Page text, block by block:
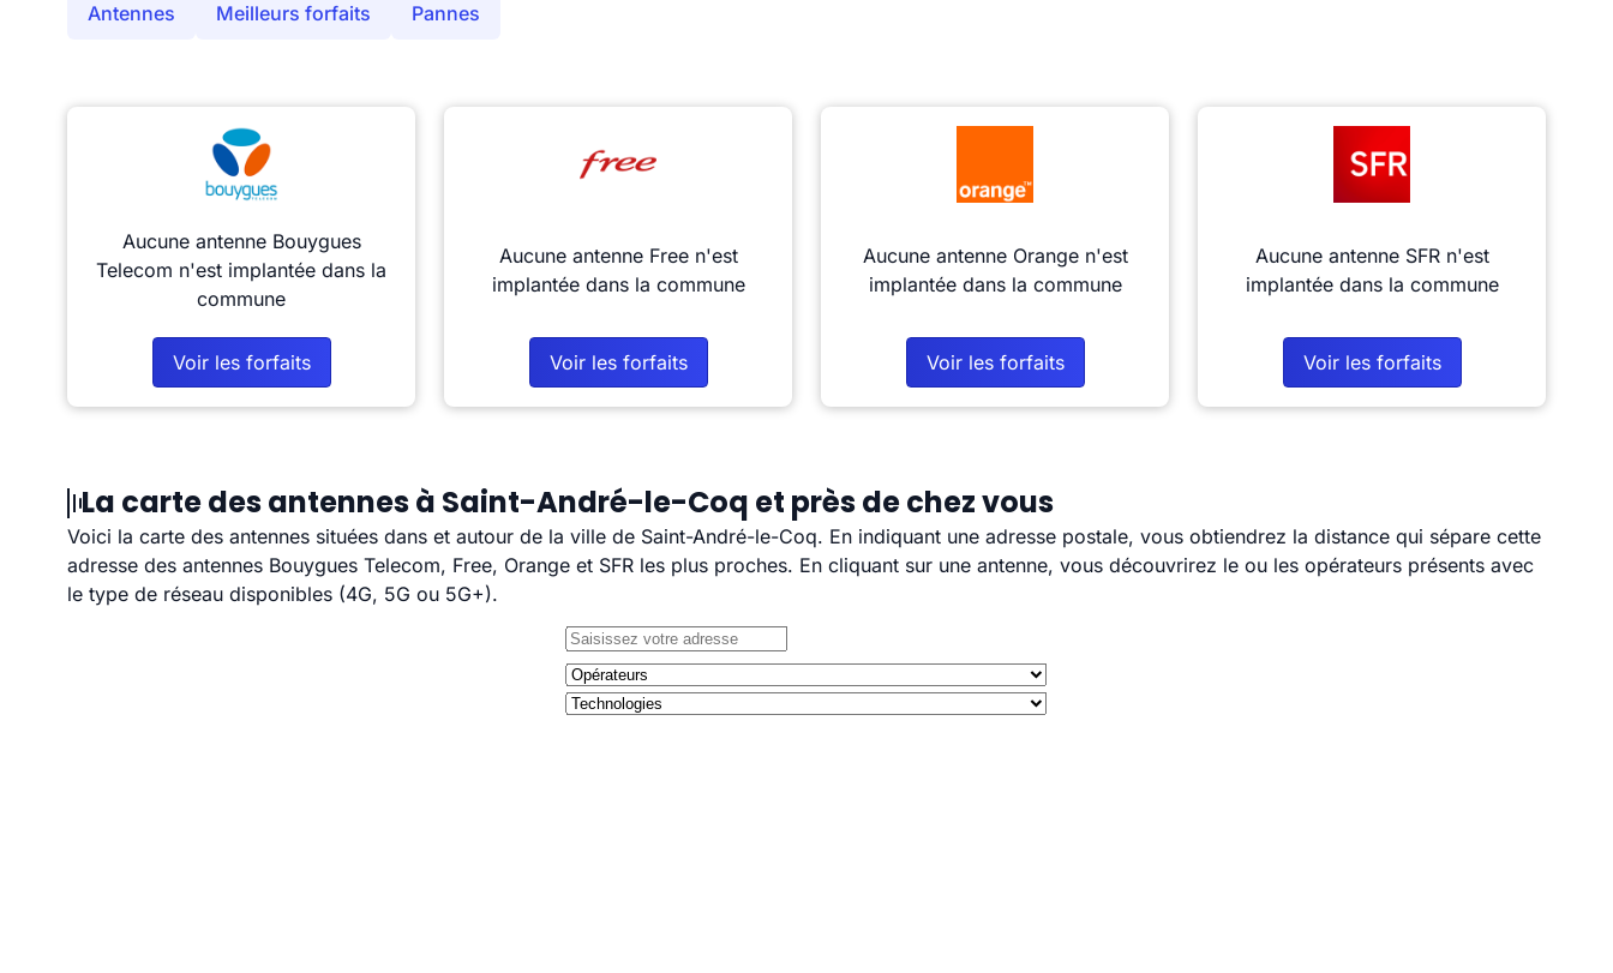
Antennes Meilleurs forfaits Pannes
Aucune antenne Bouygues
Telecom n'est implantée dans la
commune
Voir les forfaits
Aucune antenne Free n'est
implantée dans la commune
Voir les forfaits
Aucune antenne Orange n'est
implantée dans la commune
Voir les forfaits
Aucune antenne SFR n'est
implantée dans la commune
Voir les forfaits
La carte des antennes à Saint-André-le-Coq et près de chez vous
Voici la carte des antennes situées dans et autour de la ville de Saint-André-le-Coq. En indiquant une adresse postale, vous obtiendrez la distance qui sépare cette
adresse des antennes Bouygues Telecom, Free, Orange et SFR les plus proches. En cliquant sur une antenne, vous découvrirez le ou les opérateurs présents avec
le type de réseau disponibles (4G, 5G ou 5G+).